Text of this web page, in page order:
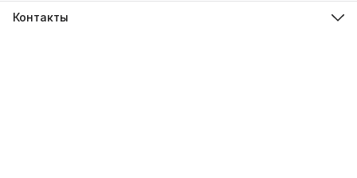
Контакты